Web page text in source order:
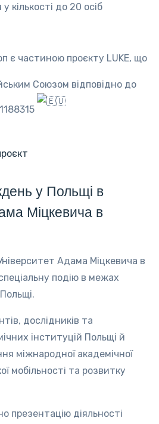
кількості до 20 осіб
є частиною проєкту LUKE, що
Союзом відповідно до
у Польщі в
Міцкевича в
Адама Міцкевича в
подію в межах
дослідників та
інституцій Польщі й
міжнародної академічної
мобільності та розвитку
презентацію діяльності